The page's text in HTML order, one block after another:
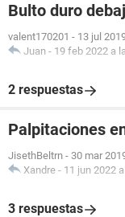
Bulto duro
valent170201 - 13 jul
Juan - 19 feb 2022 a
2 respuestas
Palpitaciones
JisethBeltrn - 30 mar
Xandre - 11 jun 2022
3 respuestas